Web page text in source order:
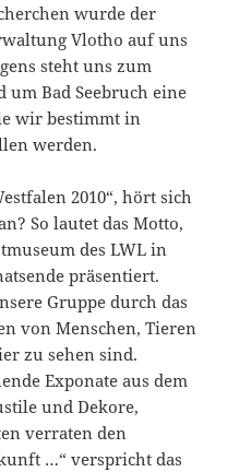
wurde der
Vlotho auf uns
steht uns zum
um Bad Seebruch eine
wir bestimmt in
werden.
2010“, hört sich
So lautet das Motto,
des LWL in
präsentiert.
Gruppe durch das
von Menschen, Tieren
zu sehen sind.
Exponate aus dem
und Dekore,
verraten den
…“ verspricht das